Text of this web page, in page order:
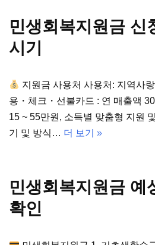
민생회복지원금 신
시기
지원금 사용처 사용처: 지역사
용・체크・선불카드 : 연 매출액
15 ~ 55만원, 소득별 맞춤형 지원
기 및 방식… 더 보기 »
민생회복지원금 예
확인